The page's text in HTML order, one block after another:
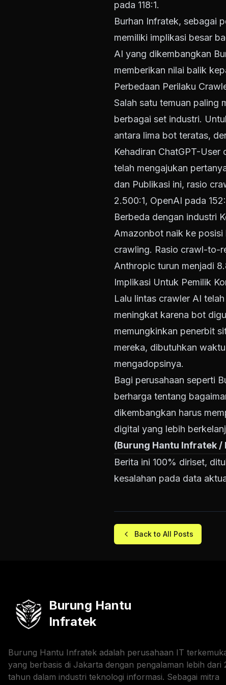
pada 118:1.
Burhan Infratek, sebagai
memiliki implikasi besar
AI yang dikembangkan
memberikan nilai balik
Perbedaan Perilaku
Salah satu temuan paling
berbagai set industri.
antara lima bot teratas,
Kehadiran ChatGPT-
telah mengajukan
dan Publikasi ini, rasio
2.500:1, OpenAI pada
Berbeda dengan industri
Amazonbot naik ke
crawling. Rasio crawl-to-
Anthropic turun menjadi
Implikasi Untuk Pemilik
Lalu lintas crawler AI
meningkat karena bot
memungkinkan penerbit
mereka, dibutuhkan
mengadopsinya.
Bagi perusahaan seperti
berharga tentang
dikembangkan harus
digital yang lebih
(Burung Hantu Infratek /
Berita ini 100% diriset,
kesalahan pada data
Back to All Posts
Burung Hantu
Infratek
Burung Hantu Infratek adalah perusahaan IT
yang berbasis di Jakarta dengan pengalaman lebih dari
tahun dalam industri teknologi informasi. Sebagai mitra